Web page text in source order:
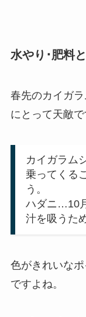
水やり･肥料
春先のカイガ
にとって天敵で
カイガラム
乗ってくる
う。
ハダニ…10
汁を吸うた
色がきれいな
ですよね。